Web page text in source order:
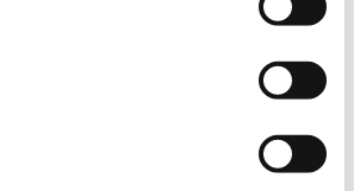
übrigens gleich zwei
sie dienen überdies als
auch die richtige Akustik ist ein
lenkt ab und sorgt durch
Geräuschpegel immer wieder für